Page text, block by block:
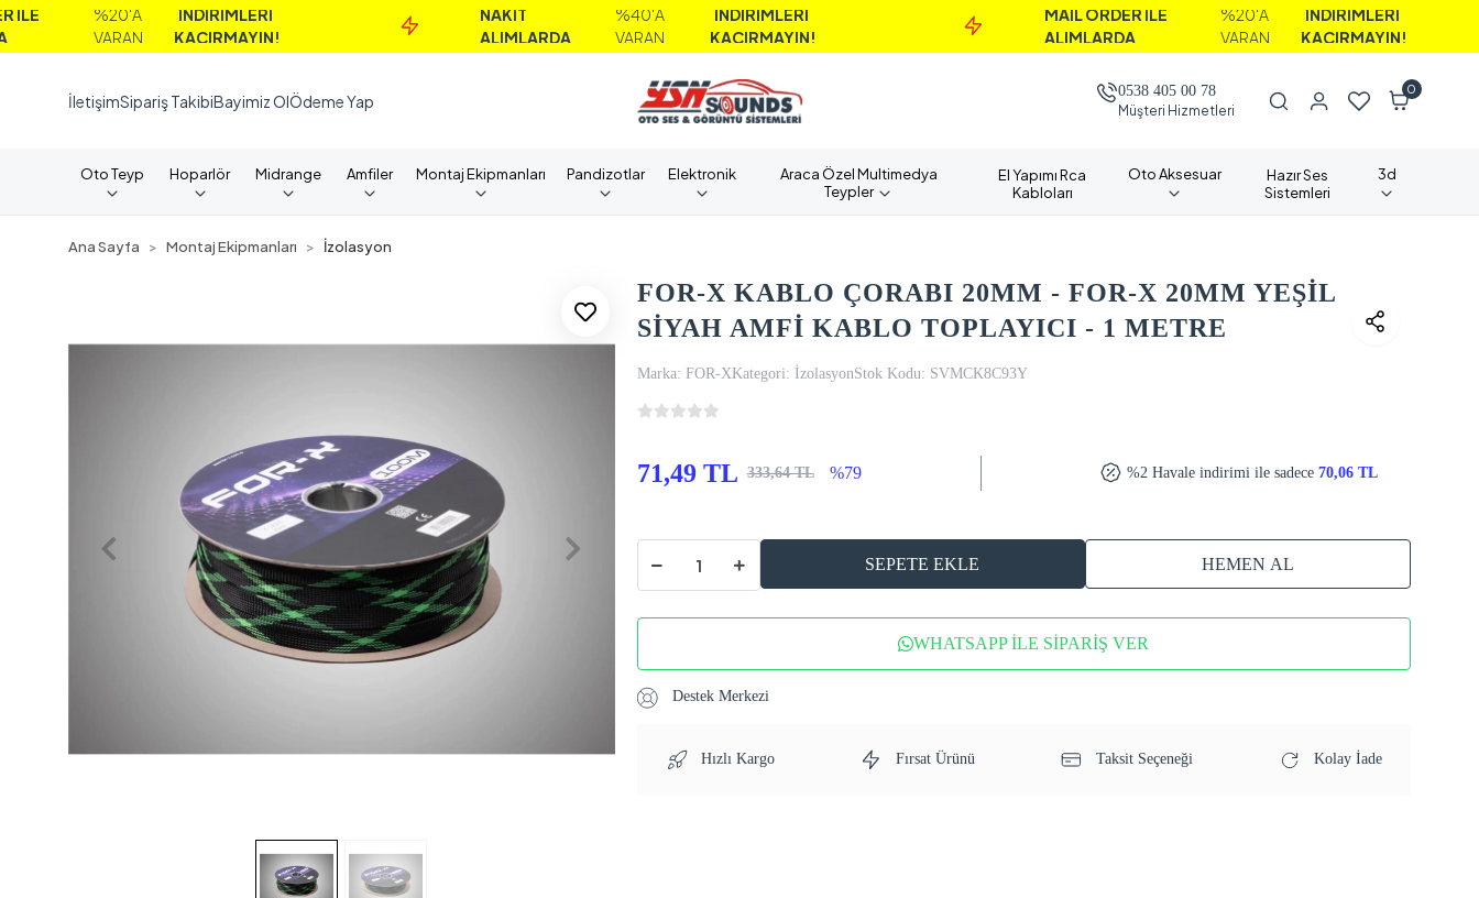
%20'A
İNDİRİMLERİ
KAÇIRMAYIN!
NAKİT
ALIMLARDA
VARAN
İNDİRİMLERİ
KAÇIRMAYIN!
MAİL ORDER İLE
ALIMLARDA
%20'A
İNDİRİMLERİ
KAÇIRMAYIN!
İletişimSipariş TakibiBayimiz OlÖdeme Yap
0538 405 00 78
Müşteri Hizmetleri
0
Oto Teyp Hoparlör Midrange Amfiler Montaj Ekipmanları Pandizotlar Elektronik
Araca Özel Multimedya
Teypler
El Yapımı Rca
Kabloları
Oto Aksesuar
Hazır Ses
Sistemleri
3d
Ana Sayfa Montaj Ekipmanları İzolasyon
FOR-X KABLO ÇORABI 20MM - FOR-X 20MM YEŞİL
SİYAH AMFİ KABLO TOPLAYICI - 1 METRE
Marka: FOR-XKategori: İzolasyonStok Kodu: SVMCK8C93Y
71,49 TL 333,64 TL %79 %2 Havale indirimi ile sadece 70,06 TL
SEPETE EKLE HEMEN AL
WHATSAPP İLE SİPARİŞ VER
Destek Merkezi
Hızlı Kargo Fırsat Ürünü Taksit Seçeneği Kolay İade